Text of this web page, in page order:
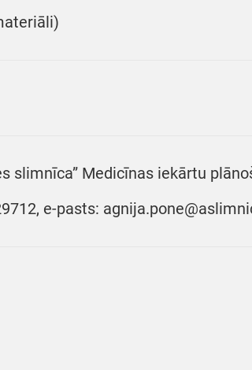
slimnīca” Medicīnas iekārtu
e-pasts: